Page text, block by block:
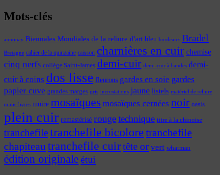
Mots-clés
annonay Biennales Mondiales de la reliure d'art bleu bordeaux Bradel
Bretagne cahier de la quinzaine caisson charnières en cuir chemise
cinq nerfs collège Saint-James demi-cuir demi-cuir à bandes demi-
cuir à coins dos lisse fleurons gardes en soie gardes
papier cuve grandes marges gris incrustations jaune listels matériel de reliure
minis-livres moire mosaïques mosaïques cernées noir oasis
plein cuir remastérisé rougetechnique titre à la chinoise
tranchefiletranchefile bicolore tranchefile
chapiteautranchefile cuirtête or vert whatman
édition originaleétui